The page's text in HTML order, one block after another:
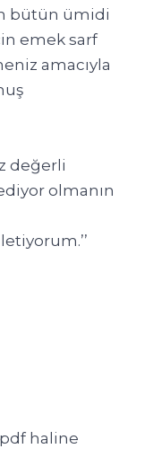
bütün ümidi
emek sarf
amacıyla
değerli
olmanın
haline